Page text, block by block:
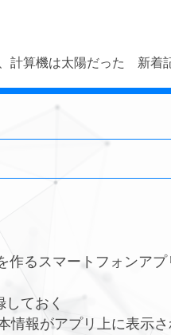
計算機は太陽だった 新着
るスマートフォンアプ
ておく
情報がアプリ上に表示さ